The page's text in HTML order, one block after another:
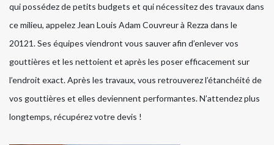
qui possédez de petits budgets et qui nécessitez des travaux dans
ce milieu, appelez Jean Louis Adam Couvreur à Rezza dans le
20121. Ses équipes viendront vous sauver afin d’enlever vos
gouttières et les nettoient et après les poser efficacement sur
l’endroit exact. Après les travaux, vous retrouverez l’étanchéité de
vos gouttières et elles deviennent performantes. N’attendez plus
longtemps, récupérez votre devis !